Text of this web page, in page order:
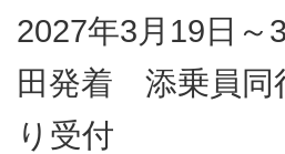
2027年3月19日
田発着 添乗員
り受付